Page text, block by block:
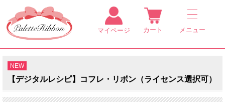
マイページ カート メニュー
NEW
【デジタルレシピ】コフレ・リボン（ライセンス選択可）